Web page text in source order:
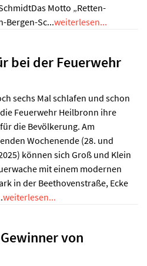
Motto „Retten-
Bergen-Sc...weiterlesen...
bei der Feuerwehr
sechs Mal schlafen und schon
Feuerwehr Heilbronn ihre
die Bevölkerung. Am
Wochenende (28. und
können sich Groß und Klein
mit einem modernen
in der Beethovenstraße, Ecke
weiterlesen...
von